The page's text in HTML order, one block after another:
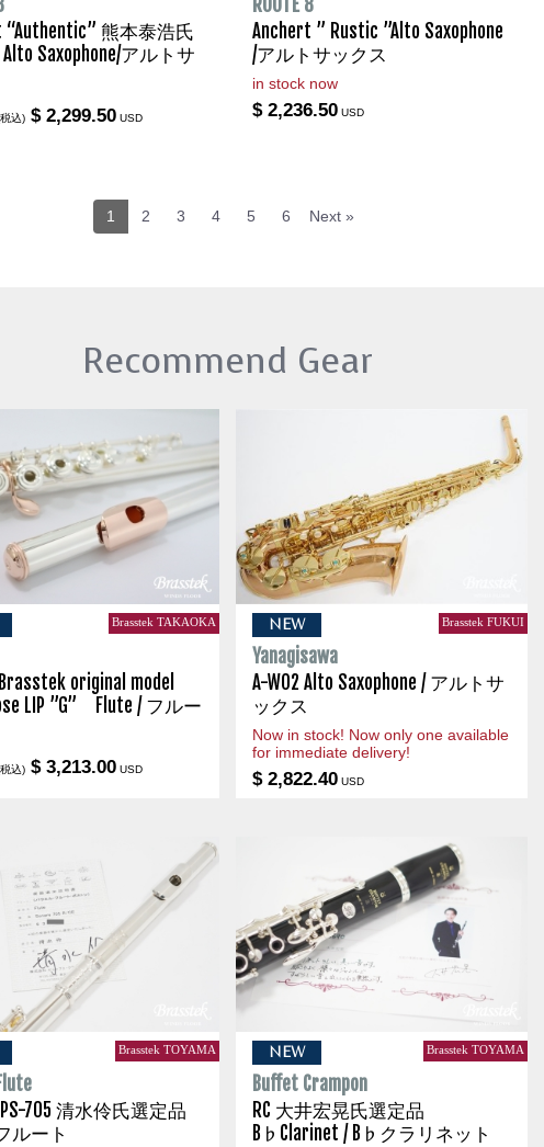
“Authentic” 熊本泰浩氏
Saxophone/アルトサ
込) $ 2,299.50 USD
Anchert ” Rustic ”Alto Saxophone
/アルトサックス
in stock now
$ 2,236.50USD
1 2 3 4 5 6 Next »
Recommend Gear
Brasstek TAKAOKA
original model
LIP ”G” Flute / フルー
込) $ 3,213.00 USD
NEW Brasstek FUKUI
Yanagisawa
A-WO2 Alto Saxophone / アルトサ
ックス
Now in stock! Now only one available
for immediate delivery!
$ 2,822.40USD
Brasstek TOYAMA
705 清水伶氏選定品
ルート
NEW Brasstek TOYAMA
Buffet Crampon
RC 大井宏晃氏選定品
B♭Clarinet / B♭クラリネット